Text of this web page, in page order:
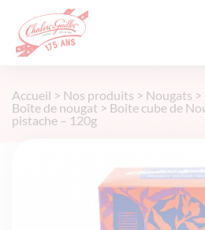
Accueil > Nos produits > Nougats >
Boîte de nougat > Boite cube de
pistache – 120g